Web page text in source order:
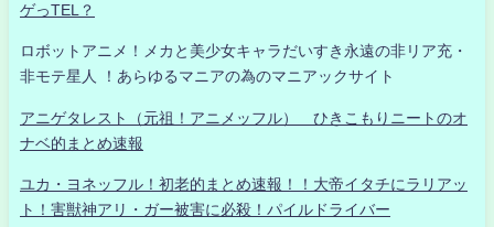
ゲっTEL？
ロボットアニメ！メカと美少女キャラだいすき永遠の非リア充・
非モテ星人 ！あらゆるマニアの為のマニアックサイト
アニゲタレスト（元祖！アニメッフル） ひきこもりニートのオ
ナベ的まとめ速報
ユカ・ヨネッフル！初老的まとめ速報！！大帝イタチにラリアッ
ト！害獣神アリ・ガー被害に必殺！パイルドライバー